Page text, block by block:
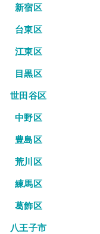
新宿区
台東区
江東区
目黒区
世田谷区
中野区
豊島区
荒川区
練馬区
葛飾区
八王子市